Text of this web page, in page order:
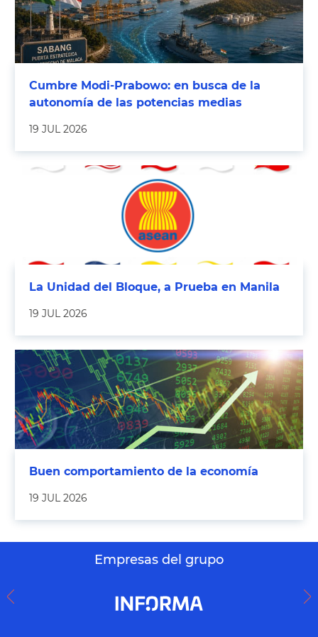
Cumbre Modi-Prabowo: en busca de la
autonomía de las potencias medias
19 JUL 2026
La Unidad del Bloque, a Prueba en Manila
19 JUL 2026
Buen comportamiento de la economía
19 JUL 2026
Empresas del grupo